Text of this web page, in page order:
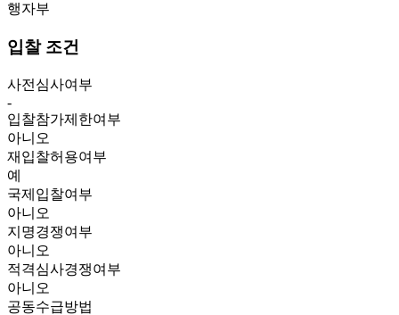
행자부
입찰 조건
사전심사여부
-
입찰참가제한여부
아니오
재입찰허용여부
예
국제입찰여부
아니오
지명경쟁여부
아니오
적격심사경쟁여부
아니오
공동수급방법